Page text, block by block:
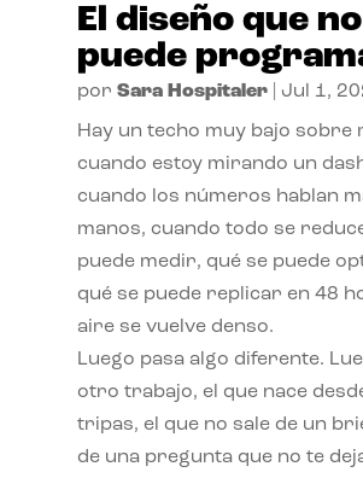
El diseño que
puede
por Sara Hospitaler| Jul 1,
Hay un techo muy bajo sobre
cuando estoy mirando un
cuando los números hablan
manos, cuando todo se
puede medir, qué se puede
qué se puede replicar en 48
aire se vuelve denso.
Luego pasa algo diferente.
otro trabajo, el que nace
tripas, el que no sale de un
de una pregunta que no te